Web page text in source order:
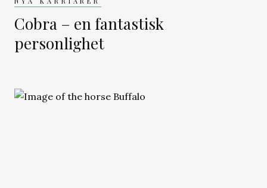
Cobra – en fantastisk
personlighet